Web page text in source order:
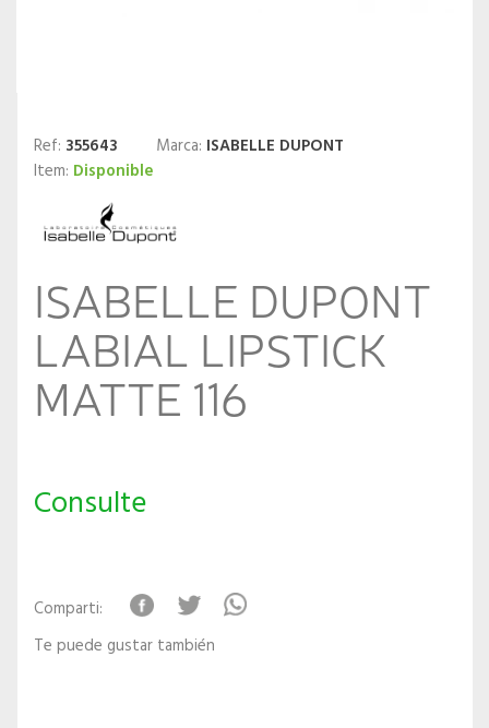
Ref: 355643 Marca: ISABELLE DUPONT
Item: Disponible
ISABELLE DUPONT
LABIAL LIPSTICK
MATTE 116
Consulte
Comparti:
Te puede gustar también